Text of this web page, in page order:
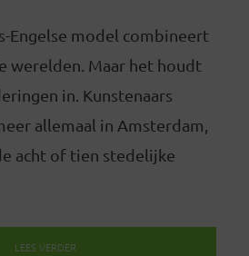
Engelse model combineert
werelden. Maar het houdt
in. Kunstenaars
allemaal in Amsterdam,
acht of tien stedelijke
LEES VERDER